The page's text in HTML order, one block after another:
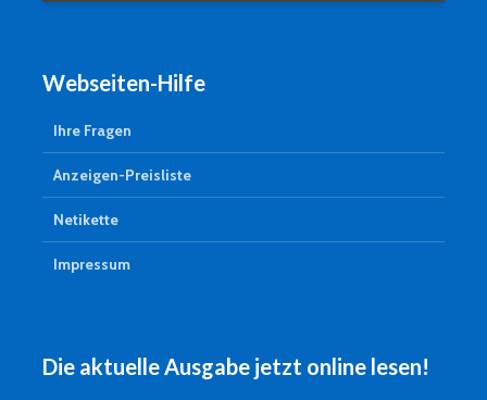
Webseiten-Hilfe
Ihre Fragen
Anzeigen-Preisliste
Netikette
Impressum
Die aktuelle Ausgabe jetzt online lesen!